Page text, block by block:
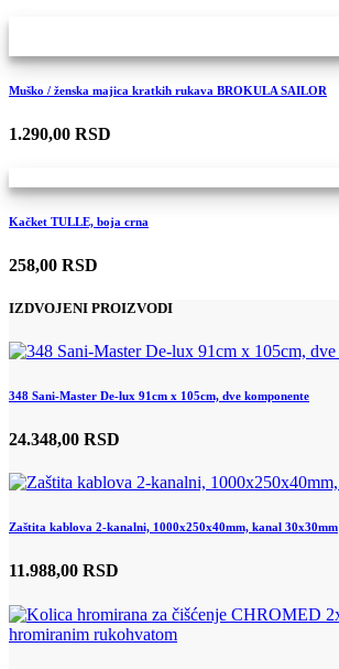
Muško / ženska majica kratkih rukava BROKULA SAILOR
1.290,00 RSD
Kačket TULLE, boja crna
258,00 RSD
IZDVOJENI PROIZVODI
348 Sani-Master De-lux 91cm x 105cm, dve komponente
24.348,00 RSD
Zaštita kablova 2-kanalni, 1000x250x40mm, kanal 30x30mm
11.988,00 RSD